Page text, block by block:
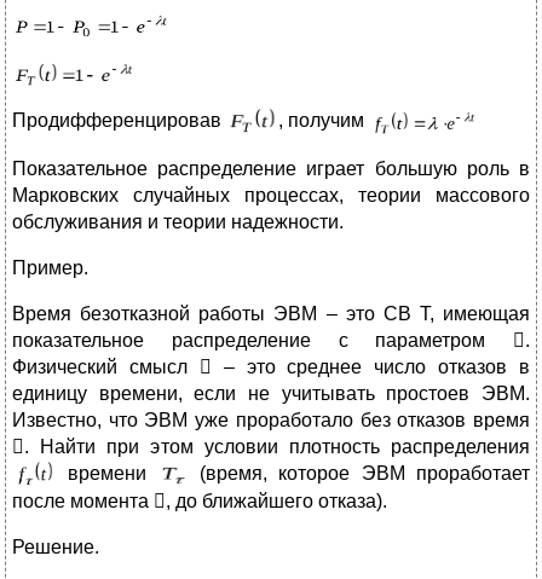
Продифференцировав , получим
Показательное распределение играет большую роль в
Марковских случайных процессах, теории массового
обслуживания и теории надежности.
Пример.
Время безотказной работы ЭВМ – это СВ Т, имеющая
показательное распределение с параметром .
Физический смысл  – это среднее число отказов в
единицу времени, если не учитывать простоев ЭВМ.
Известно, что ЭВМ уже проработало без отказов время
. Найти при этом условии плотность распределения
времени
(время, которое ЭВМ проработает
после момента , до ближайшего отказа).
Решение.